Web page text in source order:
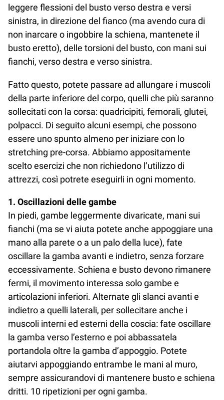
leggere flessioni del busto verso destra e versi
sinistra, in direzione del fianco (ma avendo cura di
non inarcare o ingobbire la schiena, mantenete il
busto eretto), delle torsioni del busto, con mani sui
fianchi, verso destra e verso sinistra.
Fatto questo, potete passare ad allungare i muscoli
della parte inferiore del corpo, quelli che più saranno
sollecitati con la corsa: quadricipiti, femorali, glutei,
polpacci. Di seguito alcuni esempi, che possono
essere uno spunto almeno per iniziare con lo
stretching pre-corsa. Abbiamo appositamente
scelto esercizi che non richiedono l’utilizzo di
attrezzi, così potrete eseguirli in ogni momento.
1. Oscillazioni delle gambe
In piedi, gambe leggermente divaricate, mani sui
fianchi (ma se vi aiuta potete anche appoggiare una
mano alla parete o a un palo della luce), fate
oscillare la gamba avanti e indietro, senza forzare
eccessivamente. Schiena e busto devono rimanere
fermi, il movimento interessa solo gambe e
articolazioni inferiori. Alternate gli slanci avanti e
indietro a quelli laterali, per sollecitare anche i
muscoli interni ed esterni della coscia: fate oscillare
la gamba verso l’esterno e poi abbassatela
portandola oltre la gamba d’appoggio. Potete
aiutarvi appoggiando entrambe le mani al muro,
sempre assicurandovi di mantenere busto e schiena
dritti. 10 ripetizioni per ogni gamba.